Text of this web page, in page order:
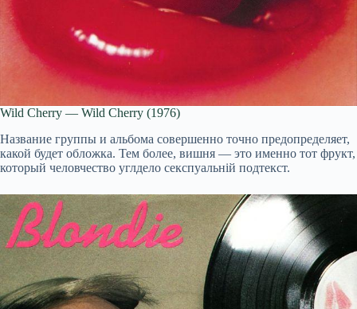
Wild Cherry — Wild Cherry (1976)
Название группы и альбома совершенно точно предопределяет,
какой будет обложка. Тем более, вишня — это именно тот фрукт,
который человчество углдело секспуальній подтекст.